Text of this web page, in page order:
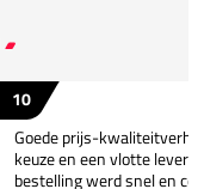
10
Goede prijs-
keuze en een vlotte
bestelling werd snel en